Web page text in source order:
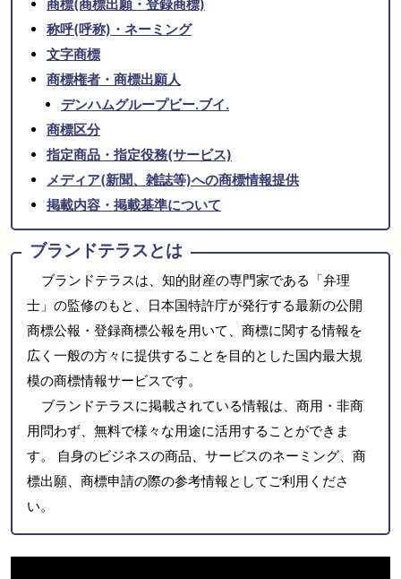
商標(商標出願・登録商標)
称呼(呼称)・ネーミング
文字商標
商標権者・商標出願人
デンハムグループビー.ブイ.
商標区分
指定商品・指定役務(サービス)
メディア(新聞、雑誌等)への商標情報提供
掲載内容・掲載基準について
ブランドテラスとは
ブランドテラスは、知的財産の専門家である「弁理
士」の監修のもと、日本国特許庁が発行する最新の公開
商標公報・登録商標公報を用いて、商標に関する情報を
広く一般の方々に提供することを目的とした国内最大規
模の商標情報サービスです。
ブランドテラスに掲載されている情報は、商用・非商
用問わず、無料で様々な用途に活用することができま
す。 自身のビジネスの商品、サービスのネーミング、商
標出願、商標申請の際の参考情報としてご利用くださ
い。